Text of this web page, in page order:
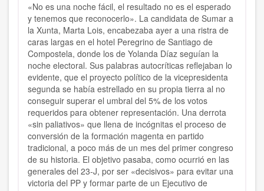
«No es una noche fácil, el resultado no es el esperado
y tenemos que reconocerlo». La candidata de Sumar a
la Xunta, Marta Lois, encabezaba ayer a una ristra de
caras largas en el hotel Peregrino de Santiago de
Compostela, donde los de Yolanda Díaz seguían la
noche electoral. Sus palabras autocríticas reflejaban lo
evidente, que el proyecto político de la vicepresidenta
segunda se había estrellado en su propia tierra al no
conseguir superar el umbral del 5% de los votos
requeridos para obtener representación. Una derrota
«sin paliativos» que llena de incógnitas el proceso de
conversión de la formación magenta en partido
tradicional, a poco más de un mes del primer congreso
de su historia. El objetivo pasaba, como ocurrió en las
generales del 23-J, por ser «decisivos» para evitar una
victoria del PP y formar parte de un Ejecutivo de